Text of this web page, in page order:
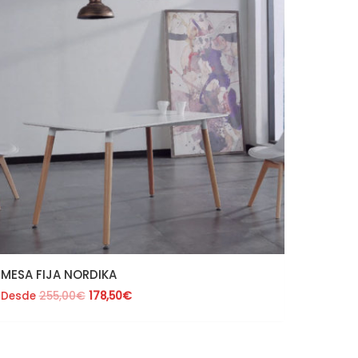
MESA FIJA NORDIKA
Desde 255,00€ 178,50€